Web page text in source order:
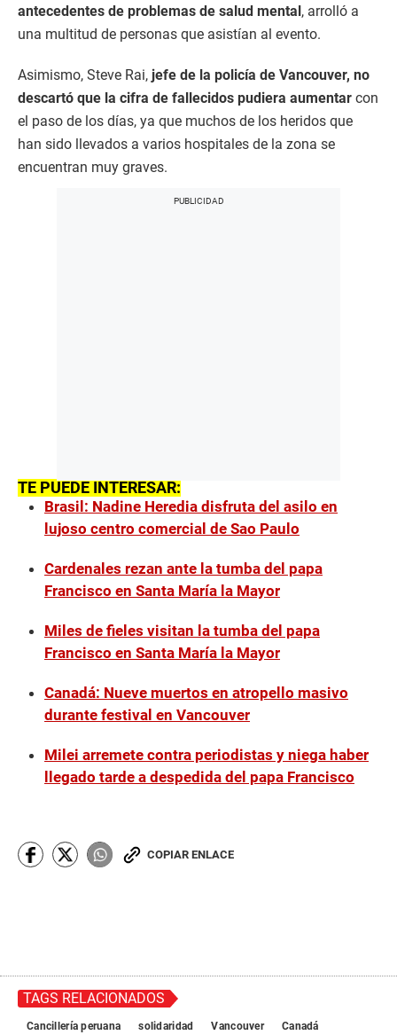
antecedentes de problemas de salud mental, arrolló a
una multitud de personas que asistían al evento.
Asimismo, Steve Rai, jefe de la policía de Vancouver, no
descartó que la cifra de fallecidos pudiera aumentar con
el paso de los días, ya que muchos de los heridos que
han sido llevados a varios hospitales de la zona se
encuentran muy graves.
TE PUEDE INTERESAR:
Brasil: Nadine Heredia disfruta del asilo en
lujoso centro comercial de Sao Paulo
Cardenales rezan ante la tumba del papa
Francisco en Santa María la Mayor
Miles de fieles visitan la tumba del papa
Francisco en Santa María la Mayor
Canadá: Nueve muertos en atropello masivo
durante festival en Vancouver
Milei arremete contra periodistas y niega haber
llegado tarde a despedida del papa Francisco
COPIAR ENLACE
TAGS RELACIONADOS
Cancillería peruana solidaridad Vancouver
Canadá